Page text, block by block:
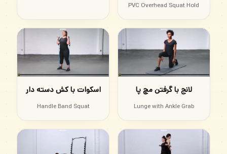
PVC Overhead Squat Hold
لانج با گرفتن مچ پا
Lunge with Ankle Grab
اسکوات با کش دسته دار
Handle Band Squat